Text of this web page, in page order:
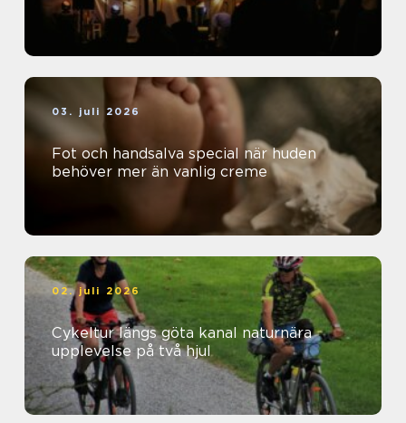
03. juli 2026
Fot och handsalva special när huden
behöver mer än vanlig creme
02. juli 2026
Cykeltur längs göta kanal naturnära
upplevelse på två hjul